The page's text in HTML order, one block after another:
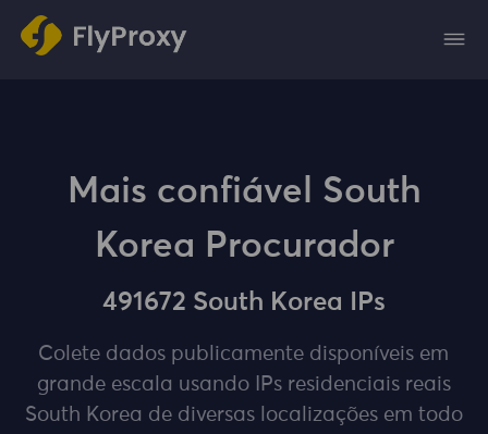
Mais confiável South
Korea Procurador
491672 South Korea IPs
Colete dados publicamente disponíveis em
grande escala usando IPs residenciais reais
South Korea de diversas localizações em todo